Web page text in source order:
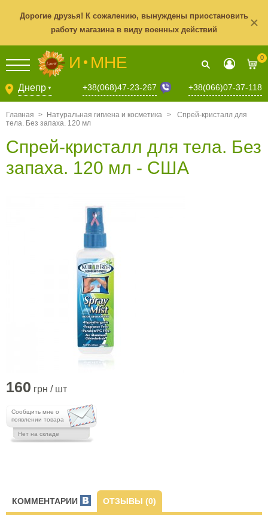
Дорогие друзья! К сожалению, вынуждены приостановить
работу магазина в виду военных действий
И МНЕ 0
Днепр ▼ +38(068)47-23-267 +38(066)07-37-118
Главная > Натуральная гигиена и косметика >
Спрей-кристалл для
тела. Без запаха. 120 мл
Спрей-кристалл для тела. Без
запаха. 120 мл - США
160 грн / шт
Сообщить мне о
появлении товара
Нет на складе
КОММЕНТАРИИ ОТЗЫВЫ (0)